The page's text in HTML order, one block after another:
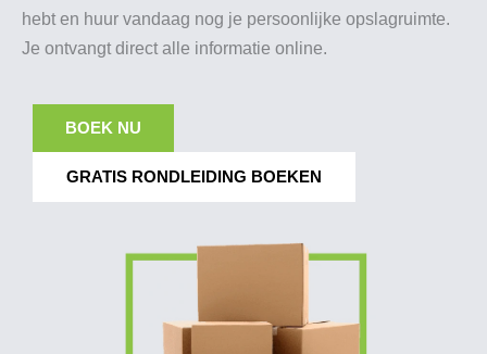
hebt en huur vandaag nog je persoonlijke opslagruimte.
Je ontvangt direct alle informatie online.
BOEK NU
GRATIS RONDLEIDING BOEKEN